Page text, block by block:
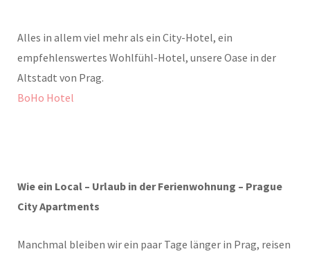
Alles in allem viel mehr als ein City-Hotel, ein
empfehlenswertes Wohlfühl-Hotel, unsere Oase in der
Altstadt von Prag.
BoHo Hotel
Wie ein Local – Urlaub in der Ferienwohnung – Prague
City Apartments
Manchmal bleiben wir ein paar Tage länger in Prag, reisen